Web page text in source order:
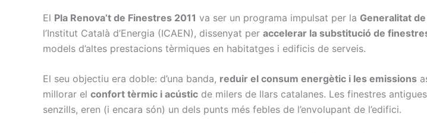
El Pla Renova’t de Finestres 2011 va ser un programa impulsat per la Generalitat
l’Institut Català d’Energia (ICAEN), dissenyat per accelerar la substitució de
models d’altes prestacions tèrmiques en habitatges i edificis de serveis.
El seu objectiu era doble: d’una banda, reduir el consum energètic i les emissions
millorar el confort tèrmic i acústic de milers de llars catalanes. Les finestres
senzills, eren (i encara són) un dels punts més febles de l’envolupant de l’edifici.